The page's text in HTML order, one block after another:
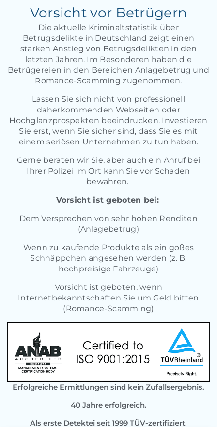
Vorsicht vor Betrügern
Die aktuelle Kriminaltstatistik über
Betrugsdelikte in Deutschland zeigt einen
starken Anstieg von Betrugsdelikten in den
letzten Jahren. Im Besonderen haben die
Betrügereien in den Bereichen Anlagebetrug und
Romance-Scamming zugenommen.
Lassen Sie sich nicht von professionell
daherkommenden Webseiten oder
Hochglanzprospekten beeindrucken. Investieren
Sie erst, wenn Sie sicher sind, dass Sie es mit
einem seriösen Unternehmen zu tun haben.
Gerne beraten wir Sie, aber auch ein Anruf bei
Ihrer Polizei im Ort kann Sie vor Schaden
bewahren.
Vorsicht ist geboten bei:
Dem Versprechen von sehr hohen Renditen
(Anlagebetrug)
Wenn zu kaufende Produkte als ein goßes
Schnäppchen angesehen werden (z. B.
hochpreisige Fahrzeuge)
Vorsicht ist geboten, wenn
Internetbekanntschaften Sie um Geld bitten
(Romance-Scamming)
Erfolgreiche Ermittlungen sind kein Zufallsergebnis.
40 Jahre erfolgreich.
Als erste Detektei seit 1999 TÜV-zertifiziert.